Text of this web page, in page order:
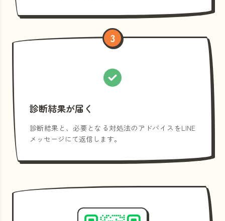
3
診断結果が届く
診断結果と、必要となる対処法のアドバイスをLINE
メッセージにて返信します。